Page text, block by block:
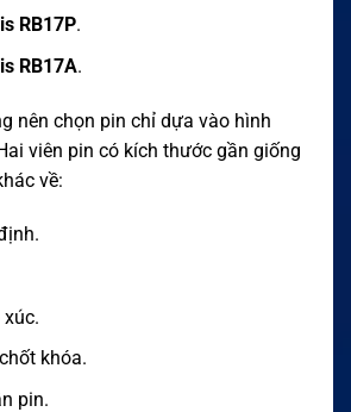
RB17P.
RB17A.
nên chọn pin chỉ dựa vào hình
viên pin có kích thước gần giống
về:
khóa.
pin.